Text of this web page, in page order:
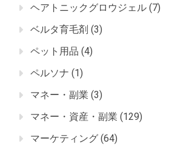
ヘアトニックグロウジェル (7)
ベルタ育毛剤 (3)
ペット用品 (4)
ペルソナ (1)
マネー・副業 (3)
マネー・資産・副業 (129)
マーケティング (64)